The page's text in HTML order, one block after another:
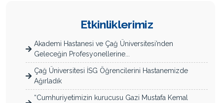
Etkinliklerimiz
Akademi Hastanesi ve Çağ Üniversitesi’nden
Geleceğin Profesyonellerine...
Çağ Üniversitesi İSG Öğrencilerini Hastanemizde
Ağırladık
“Cumhuriyetimizin kurucusu Gazi Mustafa Kemal